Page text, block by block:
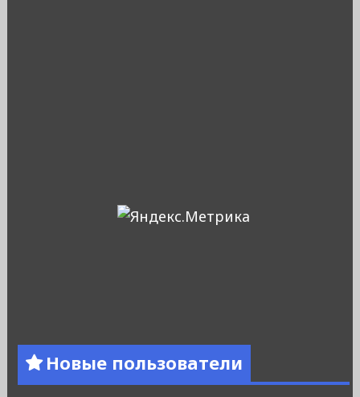
Новые пользователи